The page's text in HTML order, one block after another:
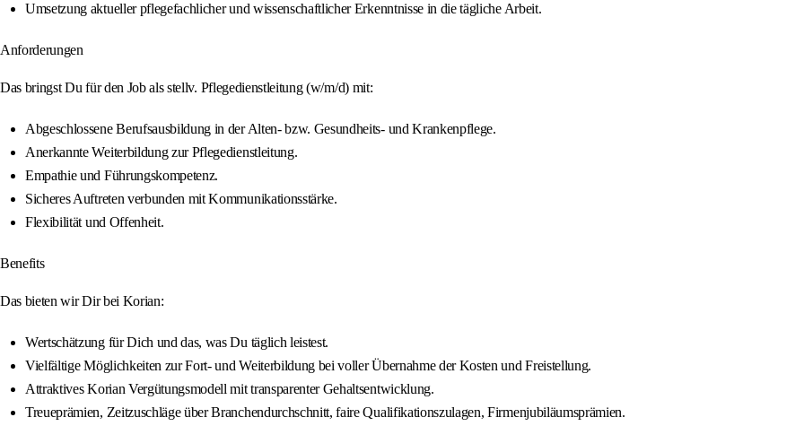
Umsetzung aktueller pflegefachlicher und wissenschaftlicher Erkenntnisse in die tägliche Arbeit.
Anforderungen
Das bringst Du für den Job als stellv. Pflegedienstleitung (w/m/d) mit:
Abgeschlossene Berufsausbildung in der Alten- bzw. Gesundheits- und Krankenpflege.
Anerkannte Weiterbildung zur Pflegedienstleitung.
Empathie und Führungskompetenz.
Sicheres Auftreten verbunden mit Kommunikationsstärke.
Flexibilität und Offenheit.
Benefits
Das bieten wir Dir bei Korian:
Wertschätzung für Dich und das, was Du täglich leistest.
Vielfältige Möglichkeiten zur Fort- und Weiterbildung bei voller Übernahme der Kosten und Freistellung.
Attraktives Korian Vergütungsmodell mit transparenter Gehaltsentwicklung.
Treueprämien, Zeitzuschläge über Branchendurchschnitt, faire Qualifikationszulagen, Firmenjubiläumsprämien.